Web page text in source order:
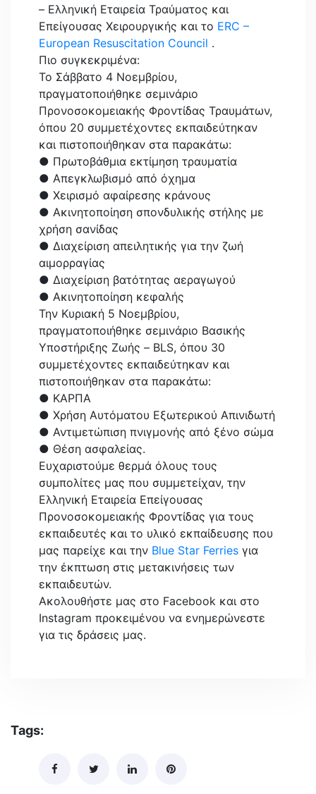
– Ελληνική Εταιρεία Τραύματος και
Επείγουσας Χειρουργικής και το ERC –
European Resuscitation Council .
Πιο συγκεκριμένα:
Το Σάββατο 4 Νοεμβρίου,
πραγματοποιήθηκε σεμινάριο
Προνοσοκομειακής Φροντίδας Τραυμάτων,
όπου 20 συμμετέχοντες εκπαιδεύτηκαν
και πιστοποιήθηκαν στα παρακάτω:
● Πρωτοβάθμια εκτίμηση τραυματία
● Απεγκλωβισμό από όχημα
● Χειρισμό αφαίρεσης κράνους
● Ακινητοποίηση σπονδυλικής στήλης με
χρήση σανίδας
● Διαχείριση απειλητικής για την ζωή
αιμορραγίας
● Διαχείριση βατότητας αεραγωγού
● Ακινητοποίηση κεφαλής
Την Κυριακή 5 Νοεμβρίου,
πραγματοποιήθηκε σεμινάριο Βασικής
Υποστήριξης Ζωής – BLS, όπου 30
συμμετέχοντες εκπαιδεύτηκαν και
πιστοποιήθηκαν στα παρακάτω:
● ΚΑΡΠΑ
● Χρήση Αυτόματου Εξωτερικού Απινιδωτή
● Αντιμετώπιση πνιγμονής από ξένο σώμα
● Θέση ασφαλείας.
Ευχαριστούμε θερμά όλους τους
συμπολίτες μας που συμμετείχαν, την
Ελληνική Εταιρεία Επείγουσας
Προνοσοκομειακής Φροντίδας για τους
εκπαιδευτές και το υλικό εκπαίδευσης που
μας παρείχε και την Blue Star Ferries για
την έκπτωση στις μετακινήσεις των
εκπαιδευτών.
Ακολουθήστε μας στο Facebook και στο
Instagram προκειμένου να ενημερώνεστε
για τις δράσεις μας.
Tags: